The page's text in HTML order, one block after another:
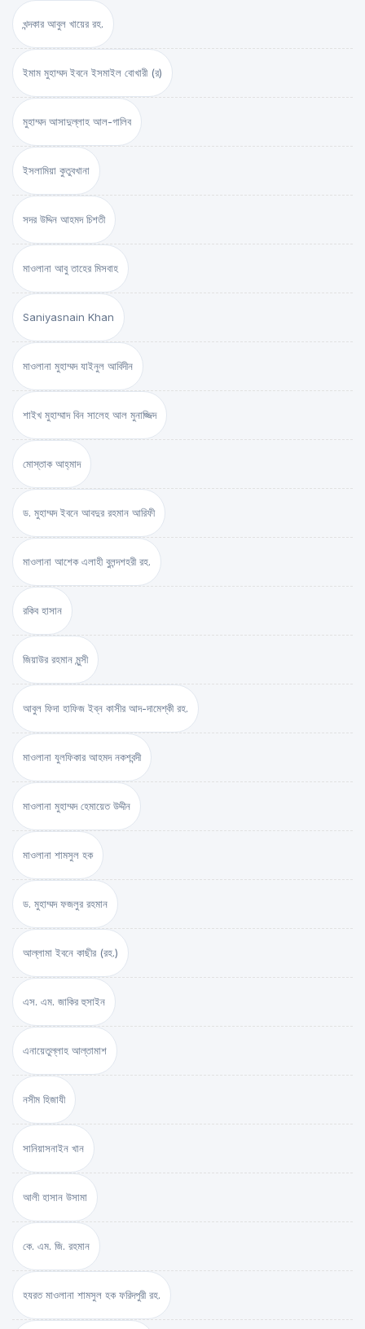
খন্দকার আবুল খায়ের রহ.
ইমাম মুহাম্মদ ইবনে ইসমাইল বোখারী (র)
মুহাম্মদ আসাদুল্লাহ আল-গালিব
ইসলামিয়া কুতুবখানা
সদর উদ্দিন আহমদ চিশতী
মাওলানা আবু তাহের মিসবাহ
Saniyasnain Khan
মাওলানা মুহাম্মদ যাইনুল আবিদীন
শাইখ মুহাম্মাদ বিন সালেহ আল মুনাজ্জিদ
মোস্তাক আহ্‌মাদ
ড. মুহাম্মদ ইবনে আবদুর রহমান আরিফী
মাওলানা আশেক এলাহী বুলন্দশহরী রহ.
রকিব হাসান
জিয়াউর রহমান মুন্সী
আবুল ফিদা হাফিজ ইব্‌ন কাসীর আদ-দামেশ্‌কী রহ.
মাওলানা যুলফিকার আহমদ নকশবন্দী
মাওলানা মুহাম্মদ হেমায়েত উদ্দীন
মাওলানা শামসুল হক
ড. মুহাম্মদ ফজলুর রহমান
আল্লামা ইবনে কাছীর (রহ.)
এস. এম. জাকির হুসাইন
এনায়েতুল্লাহ আল্‌তামাশ
নসীম হিজাযী
সানিয়াসনাইন খান
আলী হাসান উসামা
কে. এম. জি. রহমান
হযরত মাওলানা শামসুল হক ফরিদপুরী রহ.